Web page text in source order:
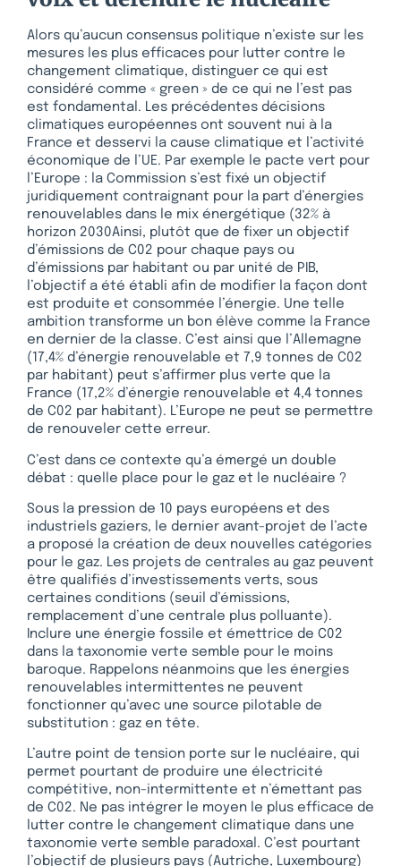
Alors qu’aucun consensus politique n’existe sur les
mesures les plus efficaces pour lutter contre le
changement climatique, distinguer ce qui est
considéré comme « green » de ce qui ne l’est pas
est fondamental. Les précédentes décisions
climatiques européennes ont souvent nui à la
France et desservi la cause climatique et l’activité
économique de l’UE. Par exemple le pacte vert pour
l’Europe : la Commission s’est fixé un objectif
juridiquement contraignant pour la part d’énergies
renouvelables dans le mix énergétique (32% à
horizon 2030Ainsi, plutôt que de fixer un objectif
d’émissions de C02 pour chaque pays ou
d’émissions par habitant ou par unité de PIB,
l’objectif a été établi afin de modifier la façon dont
est produite et consommée l’énergie. Une telle
ambition transforme un bon élève comme la France
en dernier de la classe. C’est ainsi que l’Allemagne
(17,4% d’énergie renouvelable et 7,9 tonnes de C02
par habitant) peut s’affirmer plus verte que la
France (17,2% d’énergie renouvelable et 4,4 tonnes
de C02 par habitant). L’Europe ne peut se permettre
de renouveler cette erreur.
C’est dans ce contexte qu’a émergé un double
débat : quelle place pour le gaz et le nucléaire ?
Sous la pression de 10 pays européens et des
industriels gaziers, le dernier avant-projet de l’acte
a proposé la création de deux nouvelles catégories
pour le gaz. Les projets de centrales au gaz peuvent
être qualifiés d’investissements verts, sous
certaines conditions (seuil d’émissions,
remplacement d’une centrale plus polluante).
Inclure une énergie fossile et émettrice de C02
dans la taxonomie verte semble pour le moins
baroque. Rappelons néanmoins que les énergies
renouvelables intermittentes ne peuvent
fonctionner qu’avec une source pilotable de
substitution : gaz en tête.
L’autre point de tension porte sur le nucléaire, qui
permet pourtant de produire une électricité
compétitive, non-intermittente et n’émettant pas
de C02. Ne pas intégrer le moyen le plus efficace de
lutter contre le changement climatique dans une
taxonomie verte semble paradoxal. C’est pourtant
l’objectif de plusieurs pays (Autriche, Luxembourg)